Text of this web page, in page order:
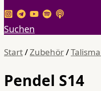
Suchen
Start/Zubehör/
Pendel S14